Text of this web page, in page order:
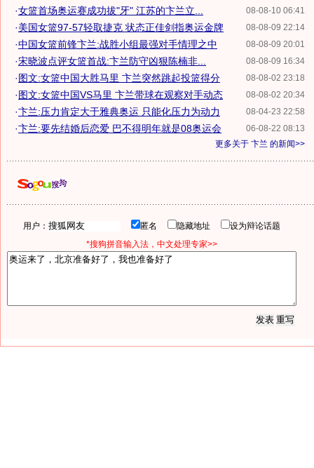
08-08-10 06:41
·女篮首场奥运赛成功拔"牙" 江苏的卞兰立...
08-08-09 22:14
·美国女篮97-57轻取捷克 状态正佳剑指奥运金牌
08-08-09 20:01
·中国女篮前锋卞兰:战胜小组最强对手情理之中
08-08-09 16:34
·宋晓波点评女篮首战:卞兰防守凶狠陈楠非...
08-08-02 23:18
·图文:女篮中国大胜马里 卞兰突然跳起投篮得分
08-08-02 20:34
·图文:女篮中国VS马里 卞兰带球在观察对手动态
08-04-23 22:58
·卞兰:压力肯定大于雅典奥运 只能化压力为动力
06-08-22 08:13
·卞兰:要先结婚后恋爱 巴不得明年就是08奥运会
更多关于 卞兰 的新闻>>
用户： 匿名 隐藏地址
设为辩论话题
*搜狗拼音输入法，中文处理专家>>